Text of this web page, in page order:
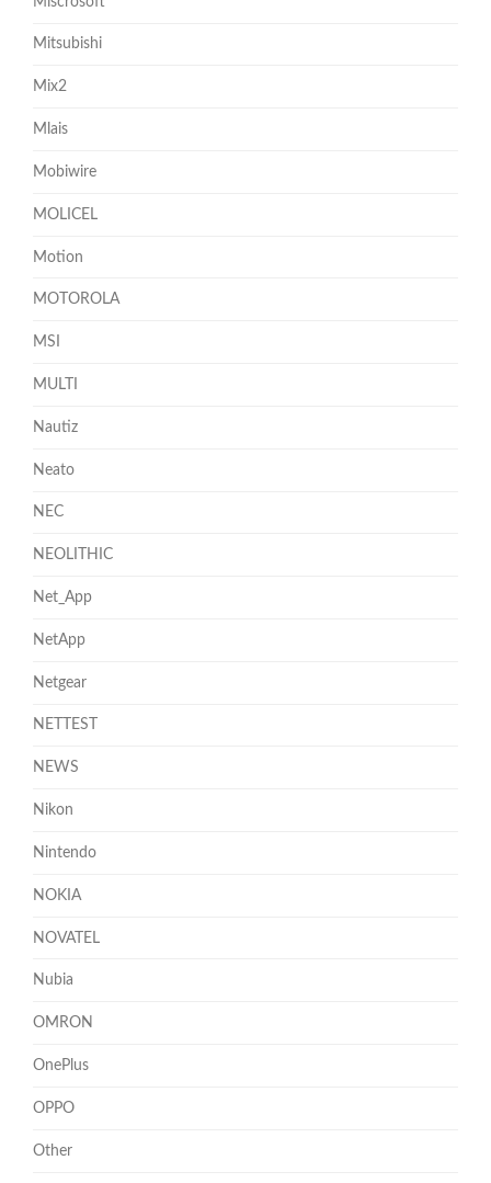
Mitsubishi
Mix2
Mlais
Mobiwire
MOLICEL
Motion
MOTOROLA
MSI
MULTI
Nautiz
Neato
NEC
NEOLITHIC
Net_App
NetApp
Netgear
NETTEST
NEWS
Nikon
Nintendo
NOKIA
NOVATEL
Nubia
OMRON
OnePlus
OPPO
Other